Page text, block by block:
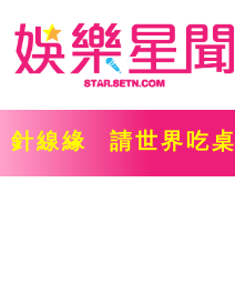
針線緣 請世界吃桌